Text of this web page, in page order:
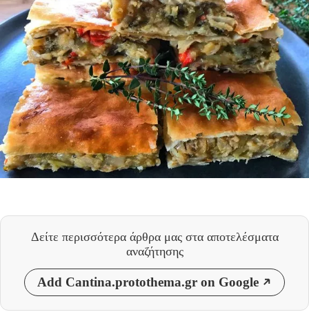
Δείτε περισσότερα άρθρα μας στα αποτελέσματα
αναζήτησης
Add Cantina.protothema.gr on Google